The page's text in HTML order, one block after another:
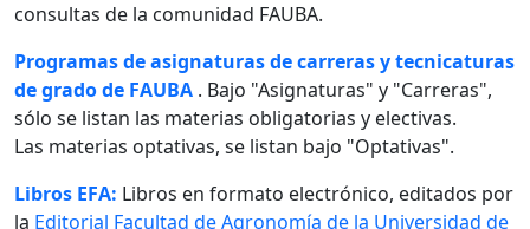
consultas de la comunidad FAUBA.
Programas de asignaturas de carreras y tecnicaturas
de grado de FAUBA . Bajo "Asignaturas" y "Carreras",
sólo se listan las materias obligatorias y electivas.
Las materias optativas, se listan bajo "Optativas".
Libros EFA: Libros en formato electrónico, editados por
la Editorial Facultad de Agronomía de la Universidad de